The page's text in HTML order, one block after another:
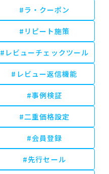
#ラ・クーポン
#リピート施策
#レビューチェックツール
#レビュー返信機能
#事例検証
#二重価格設定
#会員登録
#先行セール